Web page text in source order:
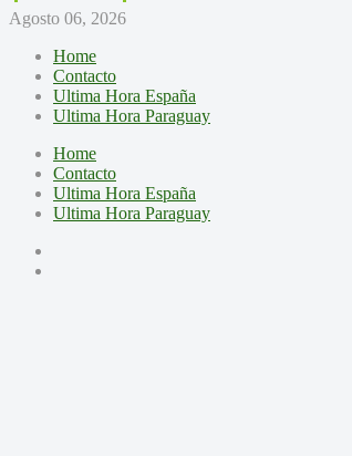
Agosto 06, 2026
Home
Contacto
Ultima Hora España
Ultima Hora Paraguay
Home
Contacto
Ultima Hora España
Ultima Hora Paraguay